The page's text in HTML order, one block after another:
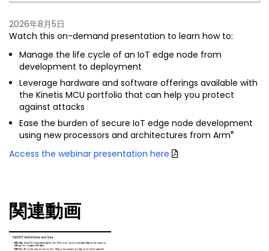
2026年8月5日
Watch this on-demand presentation to learn how to:
Manage the life cycle of an IoT edge node from
development to deployment
Leverage hardware and software offerings available with
the Kinetis MCU portfolio that can help you protect
against attacks
Ease the burden of secure IoT edge node development
using new processors and architectures from Arm®
Access the webinar presentation here
関連動画